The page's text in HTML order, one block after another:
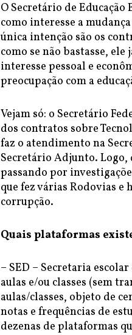
O Secretário de Educação
como interesse a
única intenção são os
como se não bastasse,
interesse pessoal e
preocupação com a
Vejam só: o Secretário
dos contratos sobre
faz o atendimento na
Secretário Adjunto. Logo,
passando por
que fez várias Rodovias e
corrupção.
Quais plataformas
– SED – Secretaria
aulas e/ou classes (sem
aulas/classes, objeto de
notas e frequências de
dezenas de plataformas